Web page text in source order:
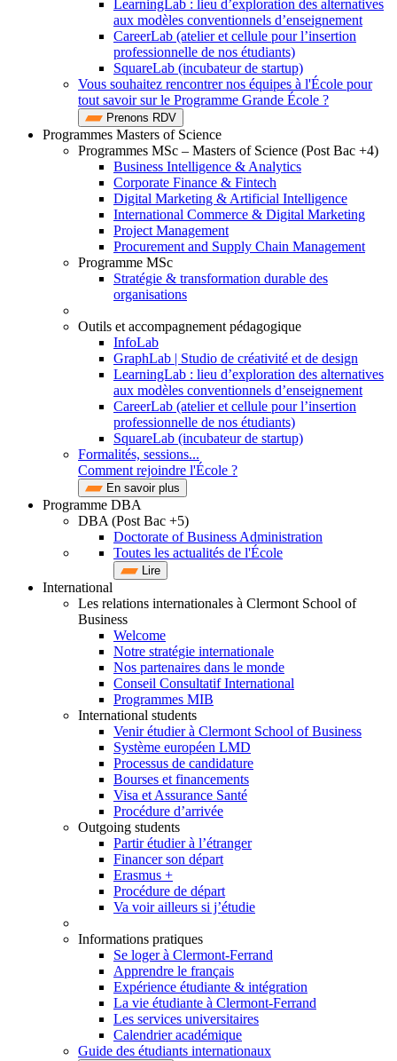
LearningLab : lieu d’exploration des alternatives
aux modèles conventionnels d’enseignement
CareerLab (atelier et cellule pour l’insertion
professionnelle de nos étudiants)
SquareLab (incubateur de startup)
Vous souhaitez rencontrer nos équipes à l'École pour
tout savoir sur le Programme Grande École ?
Prenons RDV
Programmes Masters of Science
Programmes MSc – Masters of Science (Post Bac +4)
Business Intelligence & Analytics
Corporate Finance & Fintech
Digital Marketing & Artificial Intelligence
International Commerce & Digital Marketing
Project Management
Procurement and Supply Chain Management
Programme MSc
Stratégie & transformation durable des
organisations
Outils et accompagnement pédagogique
InfoLab
GraphLab | Studio de créativité et de design
LearningLab : lieu d’exploration des alternatives
aux modèles conventionnels d’enseignement
CareerLab (atelier et cellule pour l’insertion
professionnelle de nos étudiants)
SquareLab (incubateur de startup)
Formalités, sessions...
Comment rejoindre l'École ?
En savoir plus
Programme DBA
DBA (Post Bac +5)
Doctorate of Business Administration
Toutes les actualités de l'École
Lire
International
Les relations internationales à Clermont School of
Business
Welcome
Notre stratégie internationale
Nos partenaires dans le monde
Conseil Consultatif International
Programmes MIB
International students
Venir étudier à Clermont School of Business
Système européen LMD
Processus de candidature
Bourses et financements
Visa et Assurance Santé
Procédure d’arrivée
Outgoing students
Partir étudier à l’étranger
Financer son départ
Erasmus +
Procédure de départ
Va voir ailleurs si j’étudie
Informations pratiques
Se loger à Clermont-Ferrand
Apprendre le français
Expérience étudiante & intégration
La vie étudiante à Clermont-Ferrand
Les services universitaires
Calendrier académique
Guide des étudiants internationaux